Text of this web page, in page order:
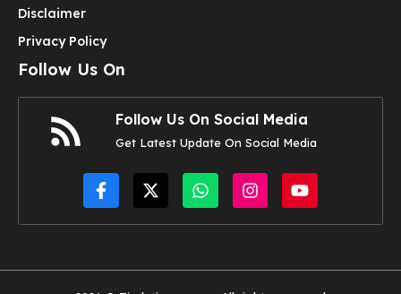
Disclaimer
Privacy Policy
Follow Us On
Follow Us On Social Media
Get Latest Update On Social Media